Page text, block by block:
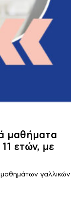
μαθήματα
ετών, με
γαλλικών